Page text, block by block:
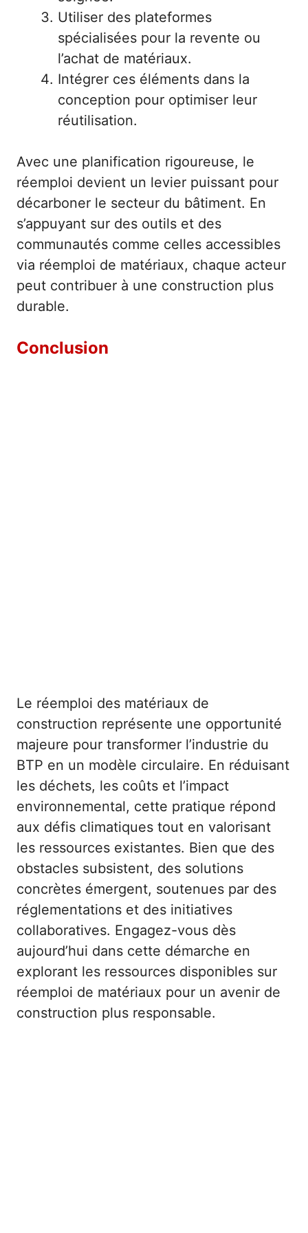
Utiliser des plateformes
spécialisées pour la revente ou
l’achat de matériaux.
Intégrer ces éléments dans la
conception pour optimiser leur
réutilisation.
Avec une planification rigoureuse, le
réemploi devient un levier puissant pour
décarboner le secteur du bâtiment. En
s’appuyant sur des outils et des
communautés comme celles accessibles
via réemploi de matériaux, chaque acteur
peut contribuer à une construction plus
durable.
Conclusion
Le réemploi des matériaux de
construction représente une opportunité
majeure pour transformer l’industrie du
BTP en un modèle circulaire. En réduisant
les déchets, les coûts et l’impact
environnemental, cette pratique répond
aux défis climatiques tout en valorisant
les ressources existantes. Bien que des
obstacles subsistent, des solutions
concrètes émergent, soutenues par des
réglementations et des initiatives
collaboratives. Engagez-vous dès
aujourd’hui dans cette démarche en
explorant les ressources disponibles sur
réemploi de matériaux pour un avenir de
construction plus responsable.